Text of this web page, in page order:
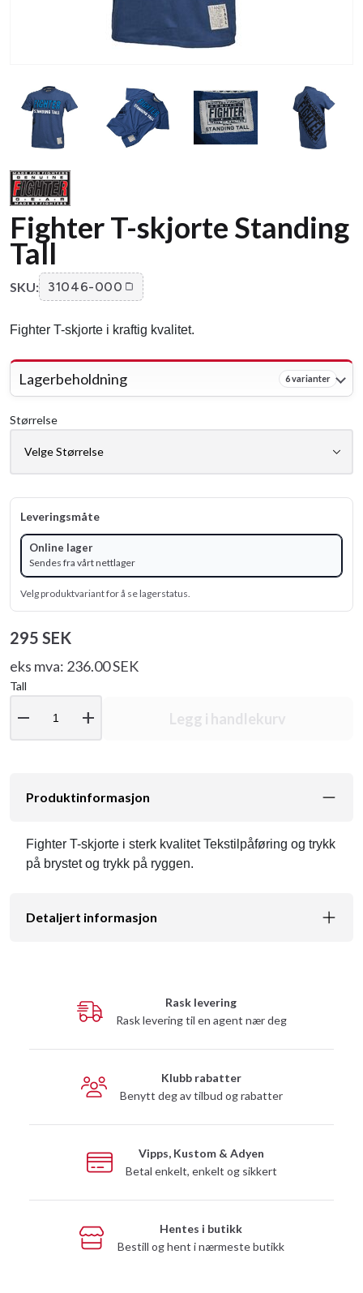
Fighter T-skjorte Standing
Tall
SKU: 31046-000
Fighter T-skjorte i kraftig kvalitet.
Lagerbeholdning 6 varianter
Størrelse
Leveringsmåte
Online lager
Sendes fra vårt nettlager
Velg produktvariant for å se lagerstatus.
295 SEK
eks mva: 236.00 SEK
Tall
remove add Legg i handlekurv
Produktinformasjon
Fighter T-skjorte i sterk kvalitet Tekstilpåføring og trykk
på brystet og trykk på ryggen.
Detaljert informasjon
Rask levering
Rask levering til en agent nær deg
Klubb rabatter
Benytt deg av tilbud og rabatter
Vipps, Kustom & Adyen
Betal enkelt, enkelt og sikkert
Hentes i butikk
Bestill og hent i nærmeste butikk